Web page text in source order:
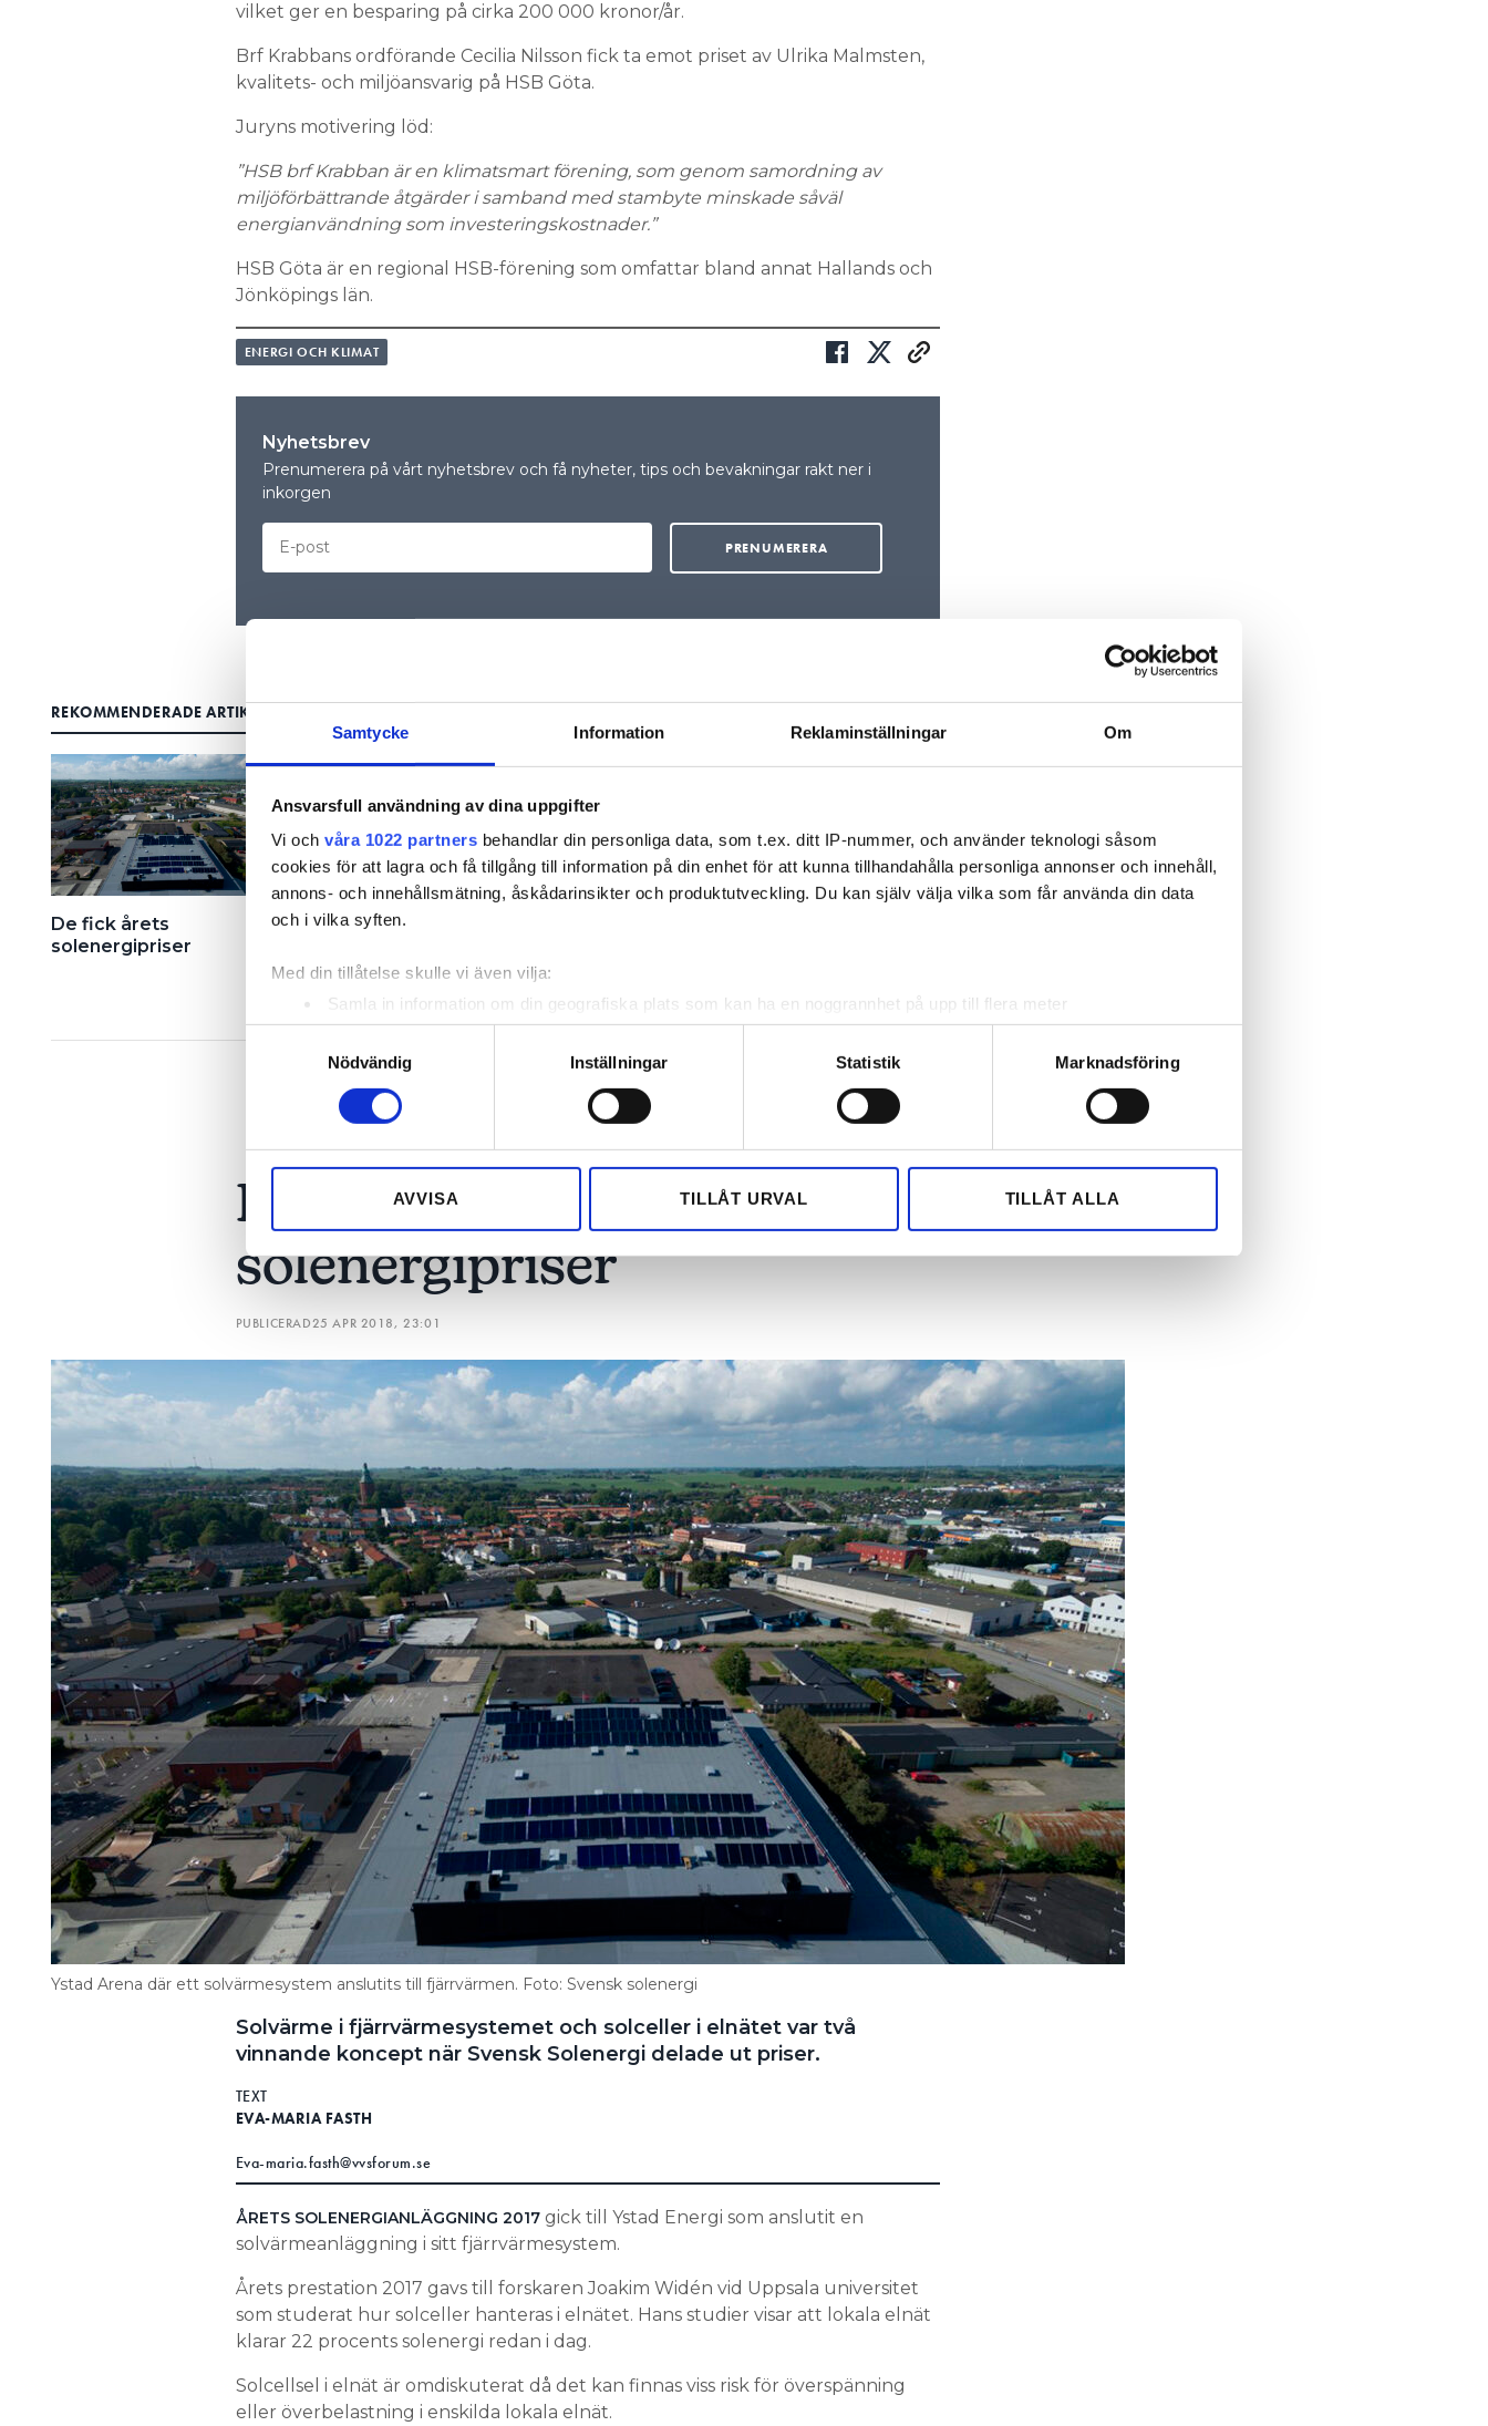
Samtycke Information Reklaminställningar Om
Ansvarsfull användning av dina uppgifter
Vi och våra 1022 partners behandlar din personliga data, som t.ex. ditt IP-nummer, och använder teknologi såsom
cookies för att lagra och få tillgång till information på din enhet för att kunna tillhandahålla personliga annonser och innehåll,
annons- och innehållsmätning, åskådarinsikter och produktutveckling. Du kan själv välja vilka som får använda din data
och i vilka syften.
Med din tillåtelse skulle vi även vilja:
Samla in information om din geografiska plats som kan ha en noggrannhet på upp till flera meter
Identifiera din enhet genom att aktivt skanna den för specifika kännetecken (fingeravtryck)
Ta reda på mer om hur dina personliga uppgifter behandlas och ställ in dina preferenser i
detaljsektionen. Du kan ändra
eller dra tillbaka ditt samtycke när som helst från cookie-förklaringen.
sociala medier och analysera vår trafik. Vi vidarebefordrar även sådana identifierare och annan information från din enhet
till de sociala medier och annons- och analysföretag som vi samarbetar med. Dessa kan i sin tur kombinera informationen
Samtyckesval
Nödvändig
Inställningar Statistik Marknadsföring
AVVISA TILLÅT URVAL TILLÅT ALLA
vilket ger en besparing på cirka 200 000 kronor/år.
Brf Krabbans ordförande Cecilia Nilsson fick ta emot priset av Ulrika Malmsten,
kvalitets- och miljöansvarig på HSB Göta.
Juryns motivering löd:
”HSB brf Krabban är en klimatsmart förening, som genom samordning av
miljöförbättrande åtgärder i samband med stambyte minskade såväl
energianvändning som investeringskostnader.”
HSB Göta är en regional HSB-förening som omfattar bland annat Hallands och
Jönköpings län.
ENERGI OCH KLIMAT
Nyhetsbrev
Prenumerera på vårt nyhetsbrev och få nyheter, tips och bevakningar rakt ner i
inkorgen
REKOMMENDERADE ARTIKLAR
De fick årets
solenergipriser
De är nominerade till
Klart med Årets
Två får dela på årets
utmärkelse, en
energirådgivare på
Västkusten och en
De fick årets
solenergipriser
PUBLICERAD25 APR 2018, 23:01
Ystad Arena där ett solvärmesystem anslutits till fjärrvärmen. Foto: Svensk solenergi
Solvärme i fjärrvärmesystemet och solceller i elnätet var två
vinnande koncept när Svensk Solenergi delade ut priser.
TEXT
EVA-MARIA FASTH
Eva-maria.fasth@vvsforum.se
ÅRETS SOLENERGIANLÄGGNING 2017gick till Ystad Energi som anslutit en
solvärmeanläggning i sitt fjärrvärmesystem.
Årets prestation 2017 gavs till forskaren Joakim Widén vid Uppsala universitet
som studerat hur solceller hanteras i elnätet. Hans studier visar att lokala elnät
klarar 22 procents solenergi redan i dag.
Solcellsel i elnät är omdiskuterat då det kan finnas viss risk för överspänning
eller överbelastning i enskilda lokala elnät.